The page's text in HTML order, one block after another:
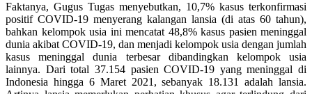
Faktanya, Gugus Tugas menyebutkan, 10,7% kasus terkonfirmasi
positif COVID-19 menyerang kalangan lansia (di atas 60 tahun),
bahkan kelompok usia ini mencatat 48,8% kasus pasien meninggal
dunia akibat COVID-19, dan menjadi kelompok usia dengan jumlah
kasus meninggal dunia terbesar dibandingkan kelompok usia
lainnya. Dari total 37.154 pasien COVID-19 yang meninggal di
Indonesia hingga 6 Maret 2021, sebanyak 18.131 adalah lansia.